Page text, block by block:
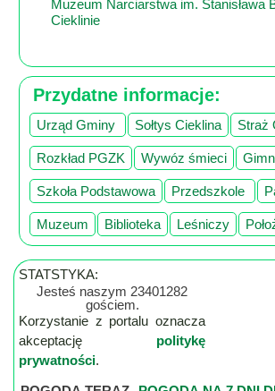
Muzeum Narciarstwa im. Stanisława
Cieklinie
Przydatne informacje:
Urząd Gminy Sołtys Cieklina Straż
Rozkład PGZK Wywóz śmieci
Szkoła Podstawowa Przedszkole
Muzeum Biblioteka Leśniczy
STATSTYKA:
Jesteś naszym 23401282
gościem.
Korzystanie z portalu oznacza
akceptację politykę
prywatności.